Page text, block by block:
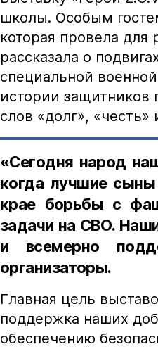
школы. Особым
которая провела для
рассказала о
специальной
истории защитников
слов «долг», «честь»
«Сегодня народ
когда лучшие
крае борьбы с
задачи на СВО.
и всемерно
организаторы.
Главная цель
поддержка наших
обеспечению